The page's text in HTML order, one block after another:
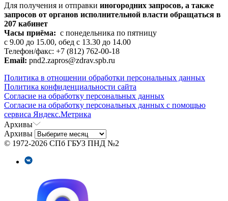
Для получения и отправки иногородних запросов, а также
запросов от органов исполнительной власти обращаться в
207 кабинет
Часы приёма: с понедельника по пятницу
с 9.00 до 15.00, обед с 13.30 до 14.00
Телефон/факс: +7 (812) 762-00-18
Email: pnd2.zapros@zdrav.spb.ru
Политика в отношении обработки персональных данных
Политика конфиденциальности сайта
Согласие на обработку персональных данных
Согласие на обработку персональных данных с помощью
сервиса Яндекс.Метрика
Архивы
Архивы
© 1972-2026 СПб ГБУЗ ПНД №2